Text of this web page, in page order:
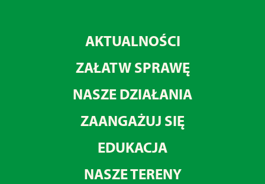
AKTUALNOŚCI
ZAŁATW SPRAWĘ
NASZE DZIAŁANIA
ZAANGAŻUJ SIĘ
EDUKACJA
NASZE TERENY